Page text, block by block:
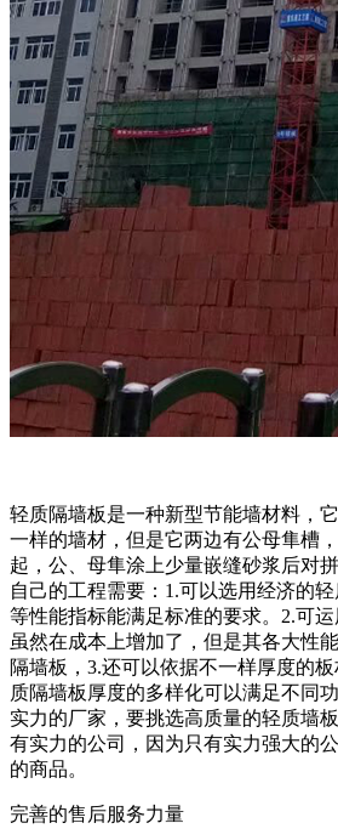
轻质隔墙板是一种新型节能墙材料，
一样的墙材，但是它两边有公母隼槽
起，公、母隼涂上少量嵌缝砂浆后对
自己的工程需要：1.可以选用经济的
等性能指标能满足标准的要求。2.可运
虽然在成本上增加了，但是其各大性
隔墙板，3.还可以依据不一样厚度的
质隔墙板厚度的多样化可以满足不同
实力的厂家，要挑选高质量的轻质墙
有实力的公司，因为只有实力强大的
的商品。
完善的售后服务力量